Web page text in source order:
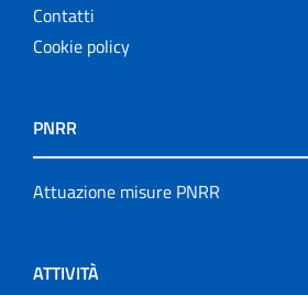
Contatti
Cookie policy
PNRR
Attuazione misure PNRR
ATTIVITÀ